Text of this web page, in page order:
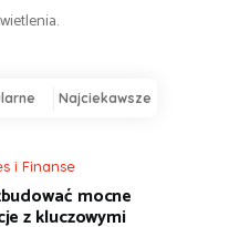
Najciekawsze
i Finanse
mocne
z kluczowymi